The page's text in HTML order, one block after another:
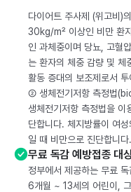
다이어트 주사제 (위고비)
30kg/m² 이상인 비만 환
인 과체중이며 당뇨, 고혈
는 환자의 체중 감량 및 체
활동 증대의 보조제로서
② 생체전기저항 측정법
생체전기저항 측정법을 이
단합니다. 체지방률이 여
일 때 비만으로 진단합니다.
무료 독감 예방접종 대
정부에서 제공하는 무료
6개월 ~ 13세의 어린이,